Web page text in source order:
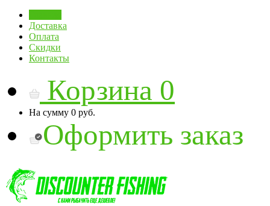
Доставка
Оплата
Скидки
Контакты
Корзина 0
На сумму 0 руб.
Оформить заказ